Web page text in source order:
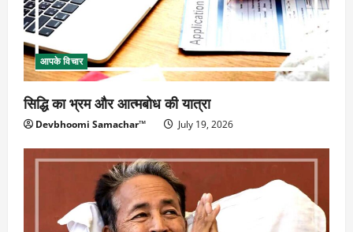
आपके विचार
सिद्धि का भ्रम और आत्मबोध की यात्रा
Devbhoomi Samachar™ July 19, 2026